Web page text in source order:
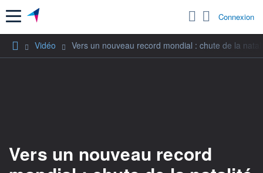
Menu Connexion
Vidéo Vers un nouveau record mondial : chute de la
Vers un nouveau record